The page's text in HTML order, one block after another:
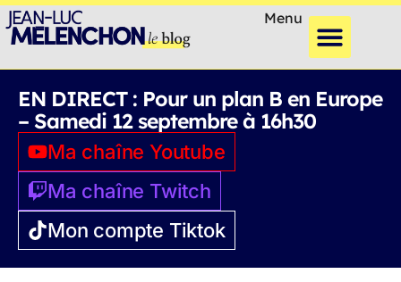
Menu
EN DIRECT : Pour un plan B en Europe
– Samedi 12 septembre à 16h30
Ma chaîne Youtube
Ma chaîne Twitch
Mon compte Tiktok